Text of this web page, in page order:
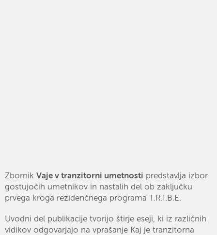
Zbornik Vaje v tranzitorni umetnosti predstavlja izbor
gostujočih umetnikov in nastalih del ob zaključku
prvega kroga rezidenčnega programa T.R.I.B.E.
Uvodni del publikacije tvorijo štirje eseji, ki iz različnih
vidikov odgovarjajo na vprašanje Kaj je tranzitorna